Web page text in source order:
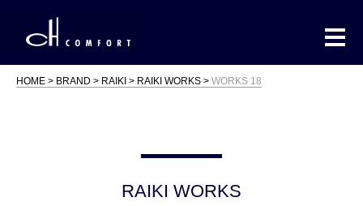
HOME BRAND RAIKI RAIKI WORKS WORKS 18
RAIKI WORKS